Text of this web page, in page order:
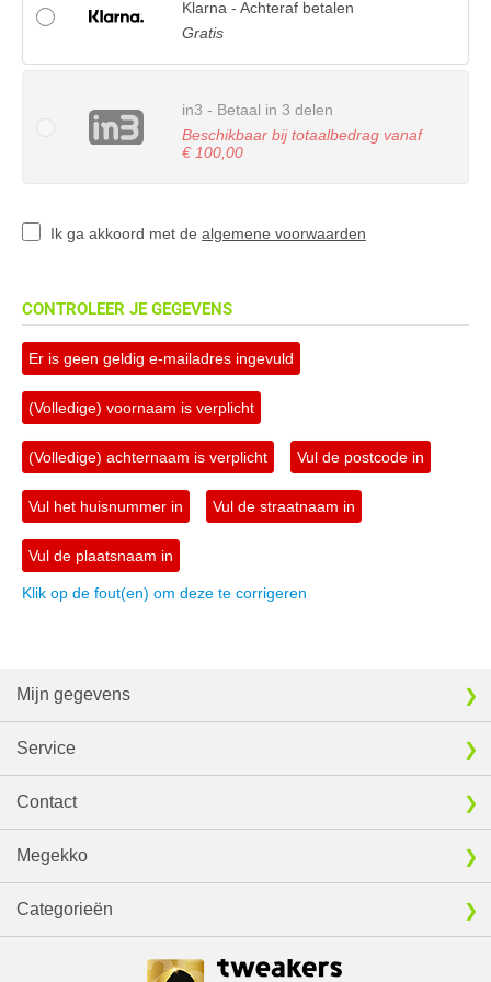
Klarna - Achteraf betalen
Gratis
in3 - Betaal in 3 delen
Beschikbaar bij totaalbedrag vanaf
€ 100,00
Ik ga akkoord met de algemene voorwaarden
CONTROLEER JE GEGEVENS
Er is geen geldig e-mailadres ingevuld
(Volledige) voornaam is verplicht
(Volledige) achternaam is verplicht Vul de postcode in
Vul het huisnummer in Vul de straatnaam in
Vul de plaatsnaam in
Klik op de fout(en) om deze te corrigeren
Mijn gegevens
Service
Contact
Megekko
Categorieën